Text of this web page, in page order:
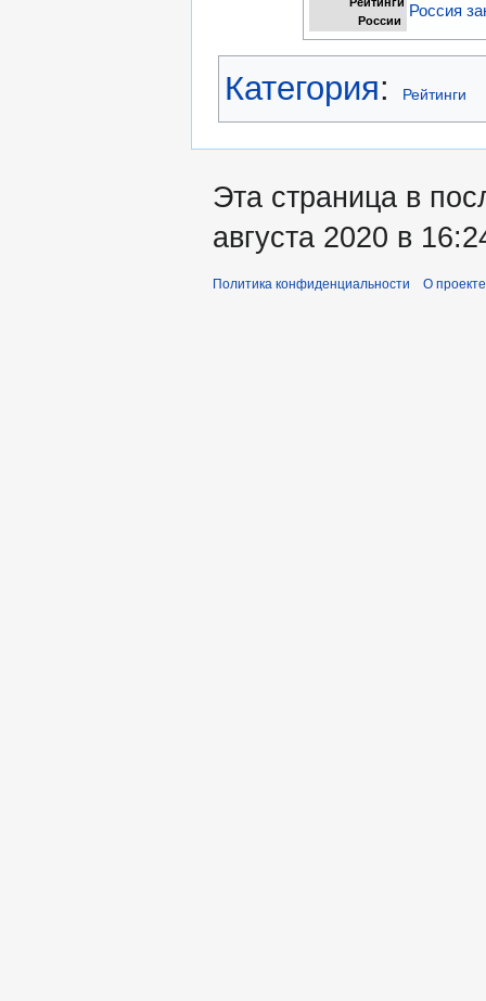
России
Россия
Категория: Рейтинги
Эта страница в
августа 2020 в
Политика конфиденциальности О проекте